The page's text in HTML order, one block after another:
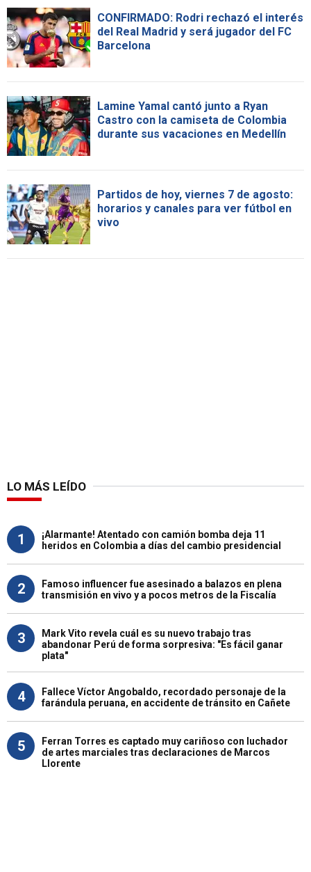
CONFIRMADO: Rodri rechazó el interés
del Real Madrid y será jugador del FC
Barcelona
Lamine Yamal cantó junto a Ryan
Castro con la camiseta de Colombia
durante sus vacaciones en Medellín
Partidos de hoy, viernes 7 de agosto:
horarios y canales para ver fútbol en
vivo
LO MÁS LEÍDO
1
¡Alarmante! Atentado con camión bomba deja 11
heridos en Colombia a días del cambio presidencial
2
Famoso influencer fue asesinado a balazos en plena
transmisión en vivo y a pocos metros de la Fiscalía
3
Mark Vito revela cuál es su nuevo trabajo tras
abandonar Perú de forma sorpresiva: "Es fácil ganar
plata"
4
Fallece Víctor Angobaldo, recordado personaje de la
farándula peruana, en accidente de tránsito en Cañete
5
Ferran Torres es captado muy cariñoso con luchador
de artes marciales tras declaraciones de Marcos
Llorente